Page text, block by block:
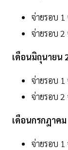
จ่ายรอบ
จ่ายรอบ
เดือนมิถุนายน
จ่ายรอบ
จ่ายรอบ
เดือนกรกฎาค
จ่ายรอบ 1